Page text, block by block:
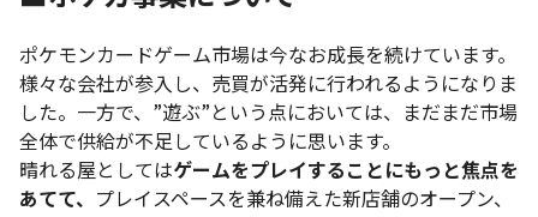
ポケモンカードゲーム市場は今なお成長を続けています。
様々な会社が参入し、売買が活発に行われるようになりま
した。一方で、”遊ぶ”という点においては、まだまだ市場
全体で供給が不足しているように思います。
晴れる屋としてはゲームをプレイすることにもっと焦点を
あてて、 プレイスペースを兼ね備えた新店舗のオープン、